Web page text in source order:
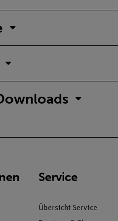
Service
Übersicht Service